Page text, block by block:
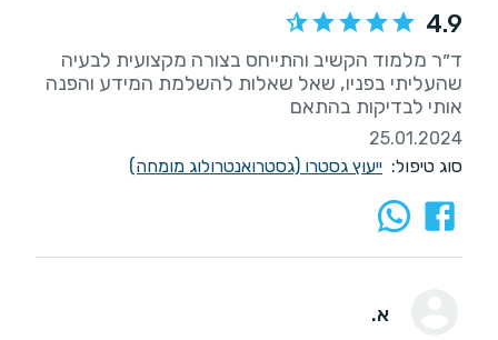
4.9
ד״ר מלמוד הקשיב והתייחס בצורה מקצועית לבעיה
שהעליתי בפניו, שאל שאלות להשלמת המידע והפנה
אותי לבדיקות בהתאם
25.01.2024
סוג טיפול: ייעוץ גסטרו (גסטרואנטרולוג מומחה)
א.